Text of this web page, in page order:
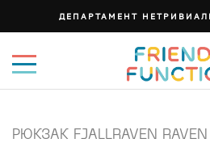
ДЕПАРТАМЕНТ
РЮКЗАК FJALLRAVEN